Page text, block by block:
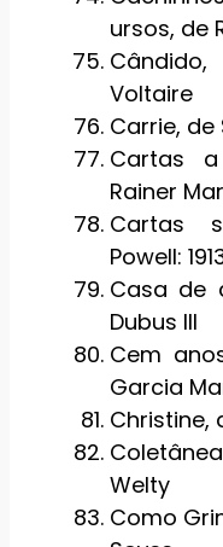
ursos, de
Voltaire
Carrie, de
Cartas
Rainer
Cartas
Powell:
Casa de
Dubus III
Cem
Garcia
Christine,
Welty
Como